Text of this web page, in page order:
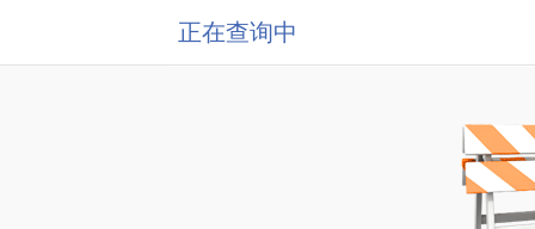
正在查询中